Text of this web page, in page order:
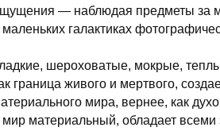
— наблюдая предметы за
маленьких галактиках
шероховатые, мокрые,
граница живого и мертвого,
мира, вернее, как
мир материальный, обладает